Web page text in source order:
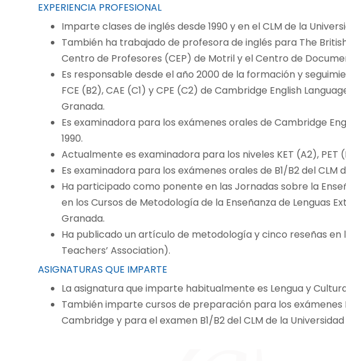
EXPERIENCIA PROFESIONAL
Imparte clases de inglés desde 1990 y en el CLM de la
También ha trabajado de profesora de inglés para The
Centro de Profesores (CEP) de Motril y el Centro de
Es responsable desde el año 2000 de la formación y
FCE (B2), CAE (C1) y CPE (C2) de Cambridge English
Granada.
Es examinadora para los exámenes orales de Cambridge
1990.
Actualmente es examinadora para los niveles KET (A2), PET
Es examinadora para los exámenes orales de B1/B2 del CLM
Ha participado como ponente en las Jornadas sobre la
en los Cursos de Metodología de la Enseñanza de Lenguas
Granada.
Ha publicado un artículo de metodología y cinco reseñas en
Teachers’ Association).
ASIGNATURAS QUE IMPARTE
La asignatura que imparte habitualmente es Lengua y
También imparte cursos de preparación para los exámenes
Cambridge y para el examen B1/B2 del CLM de la